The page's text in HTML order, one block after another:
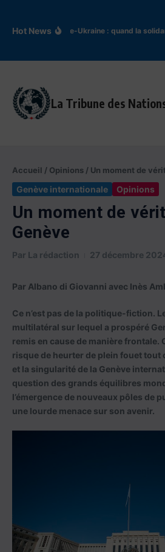
Hot NewsPologne-Ukraine : quand la
La Tribune des
Accueil / Opinions / Un moment de
Genève internationale Opinions
Un moment de
Genève
Par La rédaction 27 décembre
Par Albano di Giovanni avec Inès
Ce n’est pas de la politique-fiction.
multilatéral sur lequel a prospéré
remis en cause de manière frontale.
risque de heurter de plein fouet tout
et la singularité de la Genève
question des grands équilibres
l’émergence de nouveaux pôles de
une lourde menace sur son avenir.